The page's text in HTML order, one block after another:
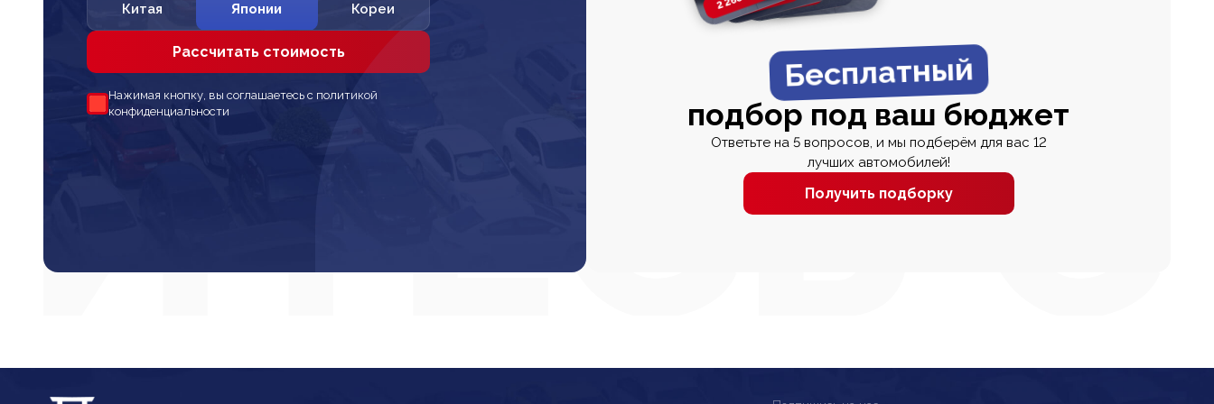
Китая Японии Кореи
Рассчитать стоимость
Нажимая кнопку, вы соглашаетесь с политикой
конфиденциальности
Бесплатный
подбор под ваш бюджет
Ответьте на 5 вопросов, и мы подберём для вас 12
лучших автомобилей!
Получить подборку